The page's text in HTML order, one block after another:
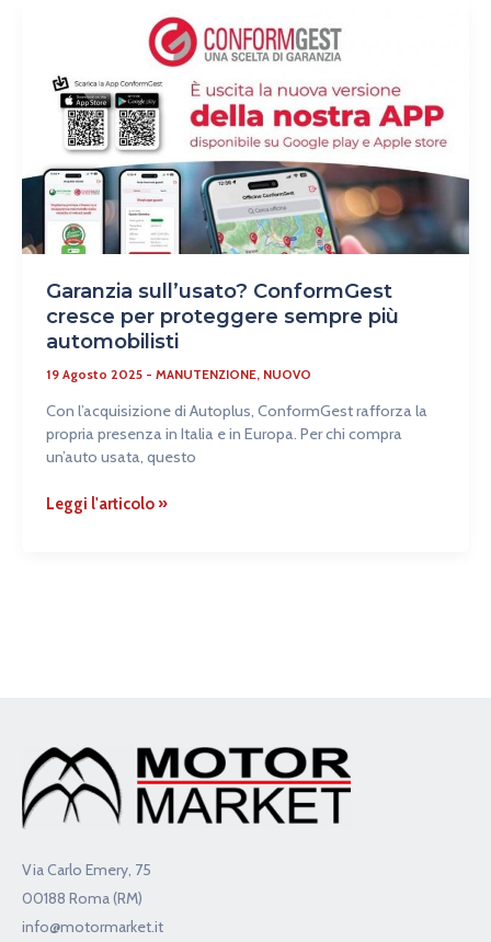
Garanzia sull’usato? ConformGest
cresce per proteggere sempre più
automobilisti
19 Agosto 2025 - MANUTENZIONE, NUOVO
Con l’acquisizione di Autoplus, ConformGest rafforza la
propria presenza in Italia e in Europa. Per chi compra
un’auto usata, questo
cresce
per
proteggere
sempre
più
automobilisti
Leggi l'articolo »
Via Carlo Emery, 75
00188 Roma (RM)
info@motormarket.it